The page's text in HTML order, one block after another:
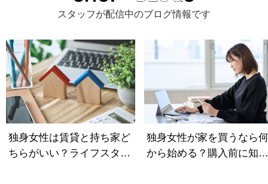
スタッフが配信中のブログ情報です